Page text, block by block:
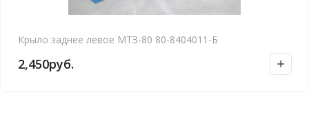
Крыло заднее левое МТЗ-80 80-8404011-Б
2,450руб.